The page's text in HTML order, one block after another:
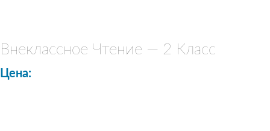
Внеклассное Чтение — 2 Класс
Цена: